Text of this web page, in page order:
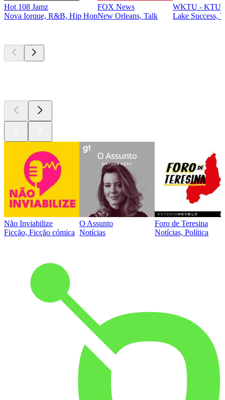
Hot 108 Jamz
Nova Iorque, R&B, Hip Hop
FOX News
New Orleans, Talk
WKTU - KTU
Lake Success,
Não Inviabilize
Ficção, Ficção cómica
O Assunto
Notícias
Foro de Teresina
Notícias, Política